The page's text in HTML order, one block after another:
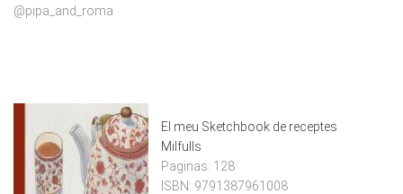
@pipa_and_roma
El meu Sketchbook de receptes
Milfulls
Paginas: 128
ISBN: 9791387961008